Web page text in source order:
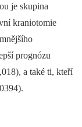
je skupina
kraniotomie
prognózu
a také ti, kteří